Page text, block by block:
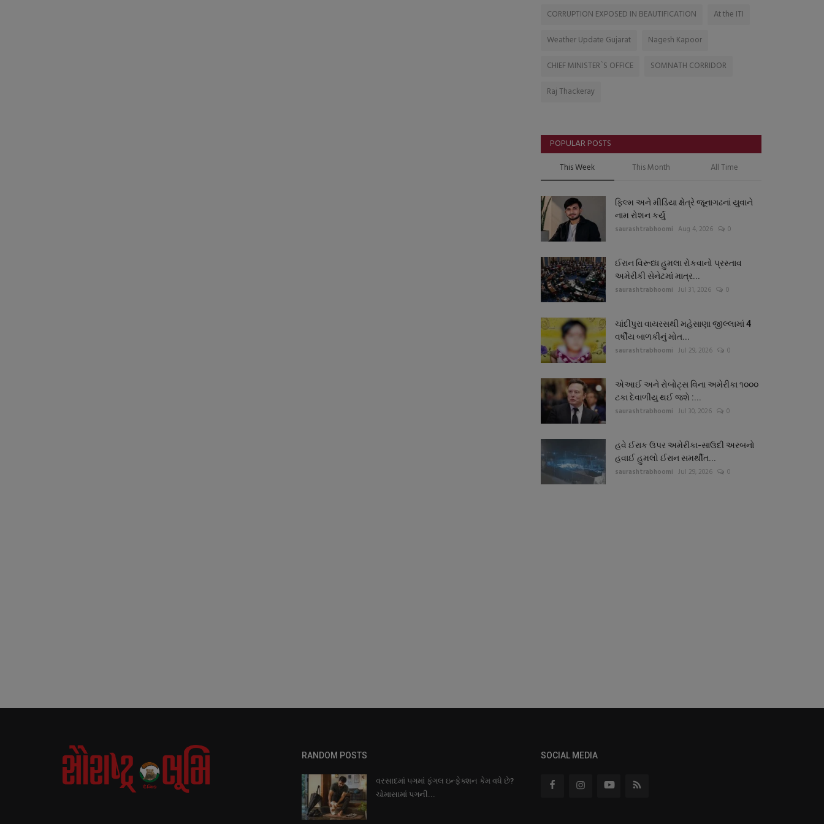
CORRUPTION EXPOSED IN BEAUTIFICATION
At the ITI
Weather Update Gujarat
Nagesh Kapoor
CHIEF MINISTER`S OFFICE
SOMNATH CORRIDOR
Raj Thackeray
POPULAR POSTS
This Week This Month All Time
ફિલ્મ અને મીડિયા ક્ષેત્રે જૂનાગઢનાં યુવાને
નામ રોશન કર્યું
saurashtrabhoomi Aug 4, 2026 0
ઈરાન વિરૂધ્ધ હુમલા રોકવાનો પ્રસ્તાવ
અમેરીકી સેનેટમાં માત્ર...
saurashtrabhoomi Jul 31, 2026 0
ચાંદીપુરા વાયરસથી મહેસાણા જીલ્લામાં 4
વર્ષીય બાળકીનું મોત...
saurashtrabhoomi Jul 29, 2026 0
એઆઈ અને રોબોટ્સ વિના અમેરીકા ૧૦૦૦
ટકા દેવાળીયુ થઈ જશે :...
saurashtrabhoomi Jul 30, 2026 0
હવે ઈરાક ઉપર અમેરીકા-સાઉદી અરબનો
હવાઈ હુમલો ઈરાન સમર્થીત...
saurashtrabhoomi Jul 29, 2026 0
RANDOM POSTS
વરસાદમાં પગમાં ફંગલ ઇન્ફેક્શન કેમ વધે છે?
ચોમાસામાં પગની...
SOCIAL MEDIA